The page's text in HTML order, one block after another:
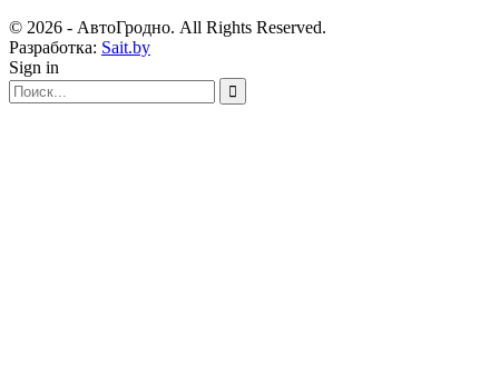
© 2026 - АвтоГродно. All Rights Reserved.
Разработка: Sait.by
Sign in